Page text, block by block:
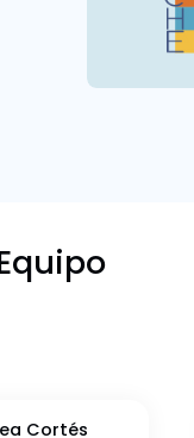
Cortés